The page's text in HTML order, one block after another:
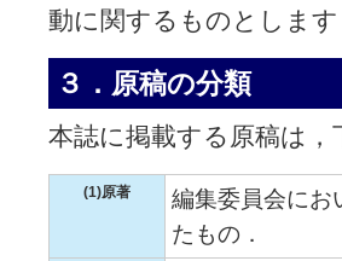
動に関するものとします
３．原稿の分類
本誌に掲載する原稿は
(1)原著
編集委員会にお
たもの．